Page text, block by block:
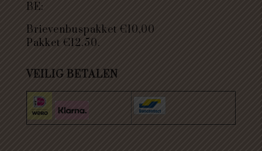
BE:
Brievenbuspakket €10,00
Pakket €12.50.
VEILIG BETALEN